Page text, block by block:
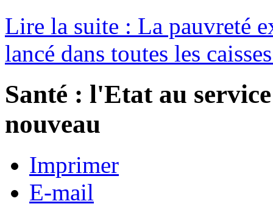
Lire la suite : La pauvreté
lancé dans toutes les
Santé : l'Etat au
nouveau
Imprimer
E-mail